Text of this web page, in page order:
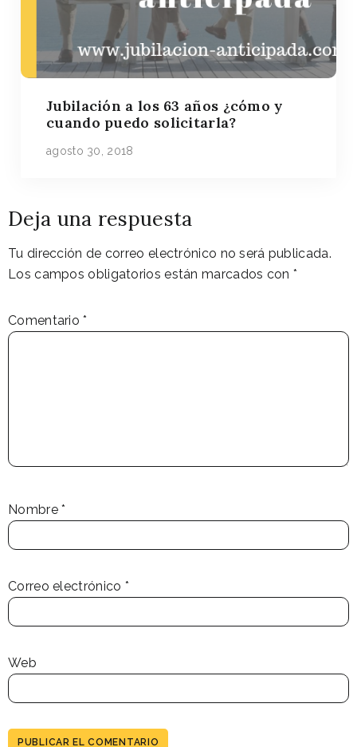
Jubilación a los 63 años ¿cómo y
cuando puedo solicitarla?
agosto 30, 2018
Deja una respuesta
Tu dirección de correo electrónico no será publicada.
Los campos obligatorios están marcados con *
Comentario*
Nombre*
Correo electrónico *
Web